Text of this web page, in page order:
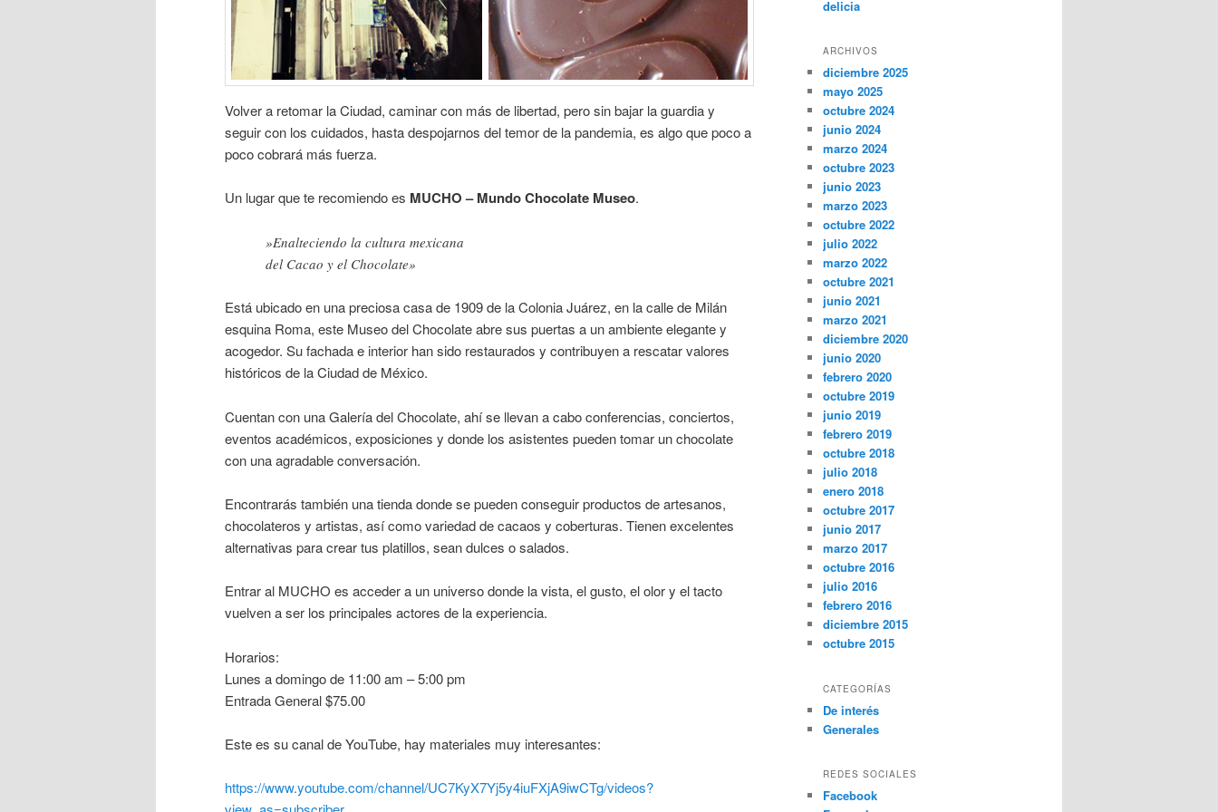
Volver a retomar la Ciudad, caminar con más de libertad, pero sin bajar la guardia y
seguir con los cuidados, hasta despojarnos del temor de la pandemia, es algo que poco a
poco cobrará más fuerza.
Un lugar que te recomiendo es MUCHO – Mundo Chocolate ​Museo.
​»Enalteciendo la cultura mexicana
del Cacao ​​y el Chocolate»
Está ubicado en una preciosa casa de 1909 de la Colonia Juárez, en la calle de Milán
esquina Roma, este Museo del Chocolate abre sus puertas a un ambiente elegante y
acogedor. Su fachada e interior han sido restaurados y contribuyen a rescatar valores
históricos de la Ciudad de México.
Cuentan con una Galería del Chocolate, ahí se llevan a cabo conferencias, conciertos,
eventos académicos, exposiciones y donde los asistentes pueden tomar un chocolate
con una agradable conversación.
Encontrarás también una tienda donde se pueden conseguir productos de artesanos,
chocolateros y artistas, así como variedad de cacaos y coberturas. Tienen excelentes
alternativas para crear tus platillos, sean dulces o salados.
Entrar al MUCHO es acceder a un universo donde la vista, el gusto, el olor y el tacto
vuelven a ser los principales actores de la experiencia.
Horarios:
​Lunes a domingo de 11:00 am – 5:00 pm
Entrada General $75.00
Este es su canal de YouTube, hay materiales muy interesantes:
https://www.youtube.com/channel/UC7KyX7Yj5y4iuFXjA9iwCTg/videos?
delicia
ARCHIVOS
diciembre 2025
mayo 2025
octubre 2024
junio 2024
marzo 2024
octubre 2023
junio 2023
marzo 2023
octubre 2022
julio 2022
marzo 2022
octubre 2021
junio 2021
marzo 2021
diciembre 2020
junio 2020
febrero 2020
octubre 2019
junio 2019
febrero 2019
octubre 2018
julio 2018
enero 2018
octubre 2017
junio 2017
marzo 2017
octubre 2016
julio 2016
febrero 2016
diciembre 2015
octubre 2015
CATEGORÍAS
De interés
Generales
REDES SOCIALES
Facebook